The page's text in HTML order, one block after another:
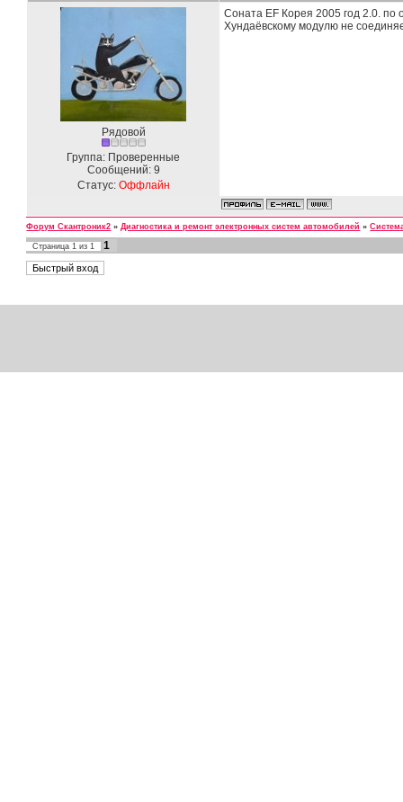
Рядовой
Группа: Проверенные
Сообщений: 9
Статус: Оффлайн
Соната EF Корея 2005 год 2.0. по
Хундаёвскому модулю не
Форум Скантроник2 » Диагностика и ремонт электронных систем автомобилей »
Страница1 из1 1